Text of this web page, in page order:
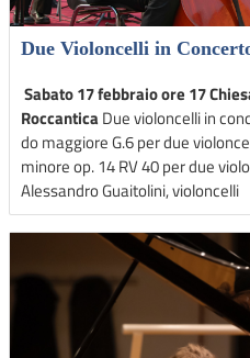
Due Violoncelli in
Sabato 17 febbraio ore 17
RoccanticaDue violoncelli in
do maggiore G.6 per due
minore op. 14 RV 40 per due
Alessandro Guaitolini, violoncelli